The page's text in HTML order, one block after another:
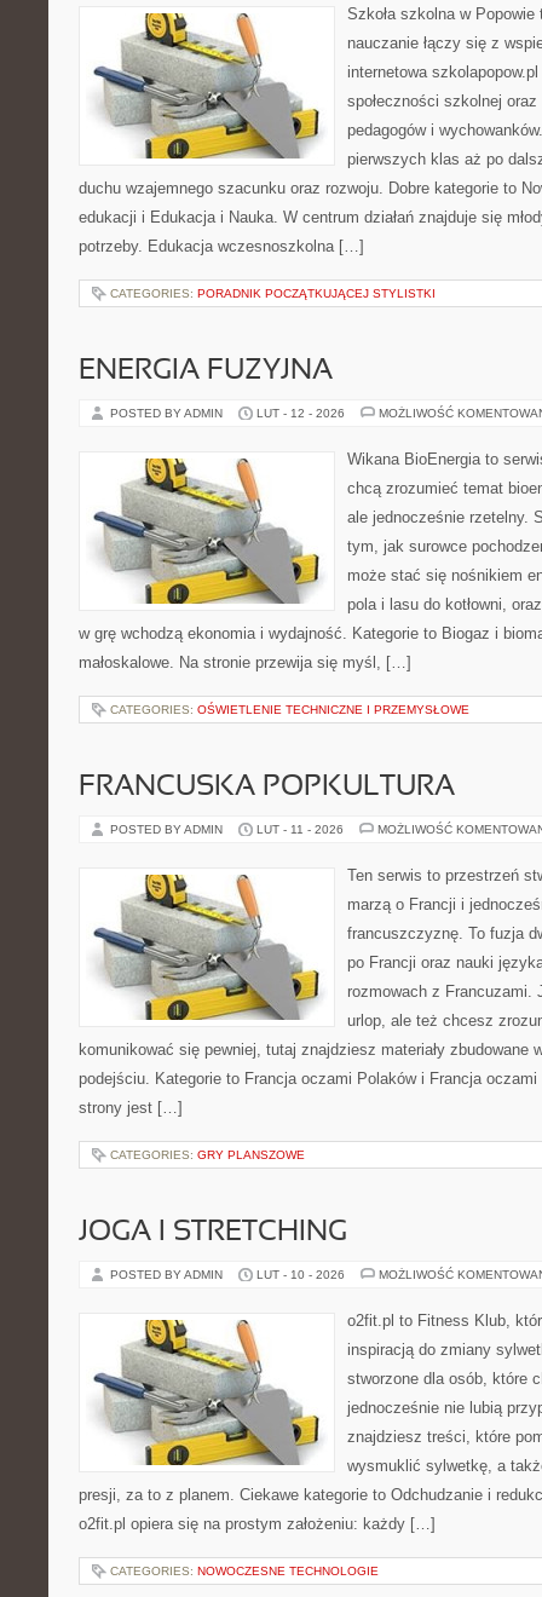
Szkoła szkolna w
nauczanie łączy się z
internetowa
społeczności szkolnej
pedagogów i
pierwszych klas aż po
duchu wzajemnego szacunku oraz rozwoju. Dobre kategorie to
edukacji i Edukacja i Nauka. W centrum działań znajduje się
potrzeby. Edukacja wczesnoszkolna […]
CATEGORIES: PORADNIK POCZĄTKUJĄCEJ STYLISTKI
ENERGIA FUZYJNA
POSTED BY ADMIN LUT - 12 - 2026 MOŻLIWOŚĆ
Wikana BioEnergia to
chcą zrozumieć temat
ale jednocześnie rzetelny.
tym, jak surowce
może stać się nośnikiem
pola i lasu do kotłowni,
w grę wchodzą ekonomia i wydajność. Kategorie to Biogaz i
małoskalowe. Na stronie przewija się myśl, […]
CATEGORIES: OŚWIETLENIE TECHNICZNE I PRZEMYSŁOWE
FRANCUSKA POPKULTURA
POSTED BY ADMIN LUT - 11 - 2026 MOŻLIWOŚĆ
Ten serwis to przestrzeń
marzą o Francji i
francuszczyznę. To fuzja
po Francji oraz nauki
rozmowach z Francuzami.
urlop, ale też chcesz
komunikować się pewniej, tutaj znajdziesz materiały zbudowane
podejściu. Kategorie to Francja oczami Polaków i Francja
strony jest […]
CATEGORIES: GRY PLANSZOWE
JOGA I STRETCHING
POSTED BY ADMIN LUT - 10 - 2026 MOŻLIWOŚĆ
o2fit.pl to Fitness Klub,
inspiracją do zmiany
stworzone dla osób, które
jednocześnie nie lubią
znajdziesz treści, które
wysmuklić sylwetkę, a
presji, za to z planem. Ciekawe kategorie to Odchudzanie i
o2fit.pl opiera się na prostym założeniu: każdy […]
CATEGORIES: NOWOCZESNE TECHNOLOGIE